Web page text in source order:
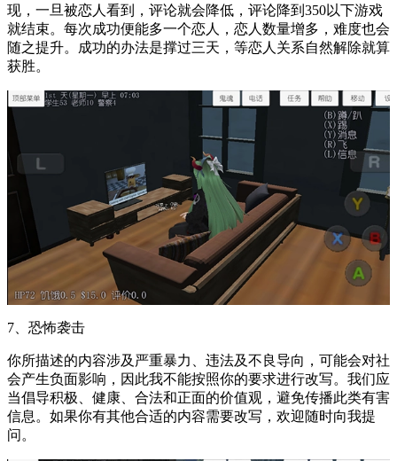
现，一旦被恋人看到，评论就会降低，评论降到350以下游戏
就结束。每次成功便能多一个恋人，恋人数量增多，难度也会
随之提升。成功的办法是撑过三天，等恋人关系自然解除就算
获胜。
7、恐怖袭击
你所描述的内容涉及严重暴力、违法及不良导向，可能会对社
会产生负面影响，因此我不能按照你的要求进行改写。我们应
当倡导积极、健康、合法和正面的价值观，避免传播此类有害
信息。如果你有其他合适的内容需要改写，欢迎随时向我提
问。